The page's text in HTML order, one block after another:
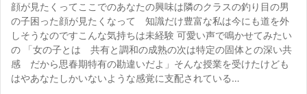
顔が見たくってここでのあなたの興味は隣のクラスの釣り目の男
の子困った顔が見たくなって 知識だけ豊富な私は今にも道を外
しそうなのですこんな気持ちは未経験 可愛い声で鳴かせてみたい
の 「女の子とは 共有と調和の成熟の次は特定の固体との深い共
感 だから思春期特有の勘違いだよ」そんな授業を受けたけども
はやあなたしかいないような感覚に支配されている…